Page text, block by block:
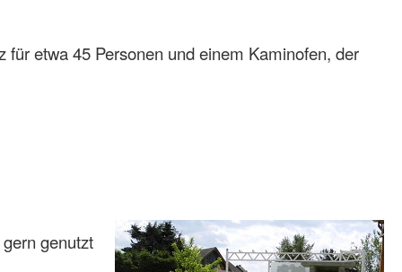
etwa 45 Personen und einem Kaminofen, der
genutzt